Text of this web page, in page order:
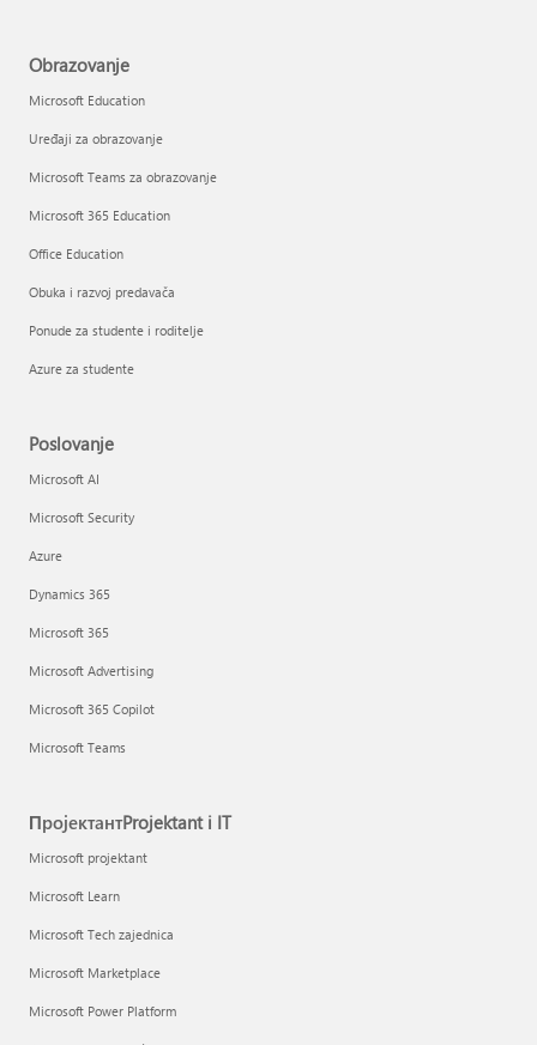
Obrazovanje
Microsoft Education
Uređaji za obrazovanje
Microsoft Teams za obrazovanje
Microsoft 365 Education
Office Education
Obuka i razvoj predavača
Ponude za studente i roditelje
Azure za studente
Poslovanje
Microsoft AI
Microsoft Security
Azure
Dynamics 365
Microsoft 365
Microsoft Advertising
Microsoft 365 Copilot
Microsoft Teams
ПројектантProjektant i IT
Microsoft projektant
Microsoft Learn
Microsoft Tech zajednica
Microsoft Marketplace
Microsoft Power Platform